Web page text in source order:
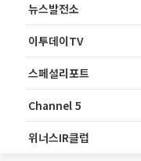
뉴스발전소
이투데이TV
스페셜리포트
Channel 5
위너스IR클럽